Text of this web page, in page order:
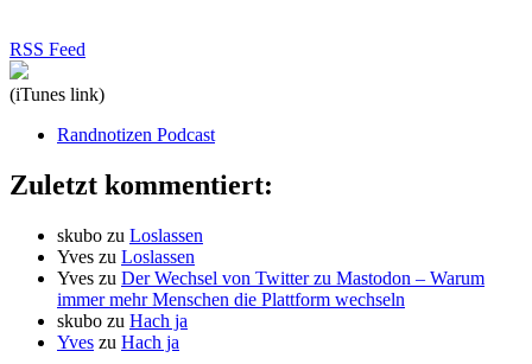
RSS Feed
(iTunes link)
Randnotizen Podcast
Zuletzt kommentiert:
skubo zu Loslassen
Yves zu Loslassen
Yves zu Der Wechsel von Twitter zu Mastodon – Warum
immer mehr Menschen die Plattform wechseln
skubo zu Hach ja
Yves zu Hach ja